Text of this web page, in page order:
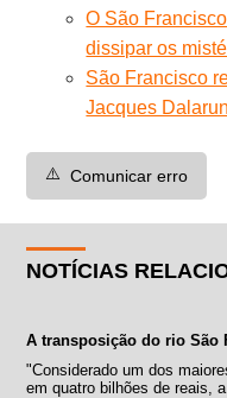
O São
dissipar os
São Francisco
Jacques Dalarun
⚠️ Comunicar erro
NOTÍCIAS
A transposição do rio São
"Considerado um dos
em quatro bilhões de reais,